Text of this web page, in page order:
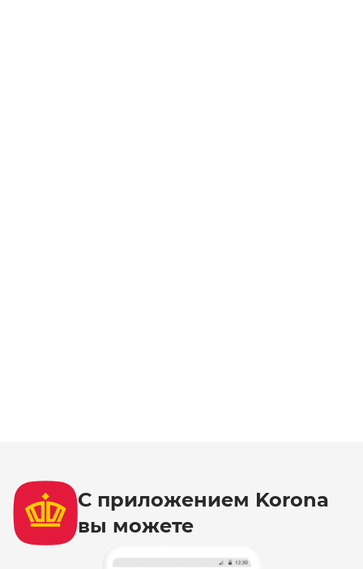
С приложением Korona
вы можете